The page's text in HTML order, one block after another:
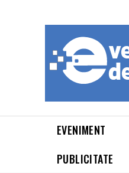
EVENIMENT
PUBLICITATE